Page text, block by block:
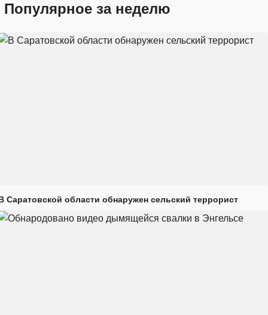
Популярное за неделю
Саратовской области обнаружен сельский террорист